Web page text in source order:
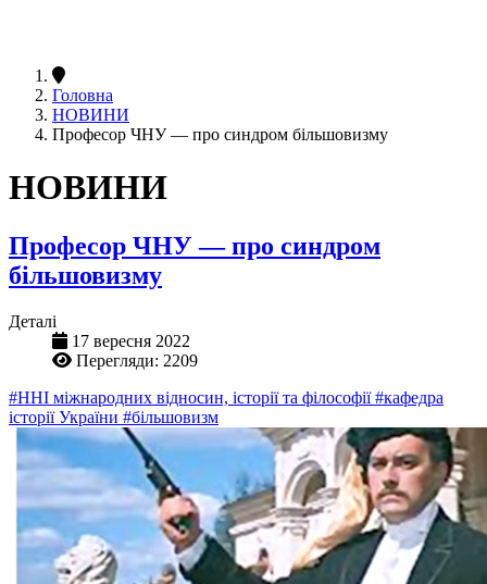
Головна
НОВИНИ
Професор ЧНУ — про синдром більшовизму
НОВИНИ
Професор ЧНУ — про синдром
більшовизму
Деталі
17 вересня 2022
Перегляди: 2209
#ННІ міжнародних відносин, історії та філософії#кафедра
історії України #більшовизм